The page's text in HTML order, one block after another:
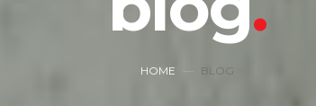
HOME BLOG